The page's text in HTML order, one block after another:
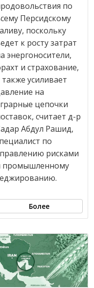
по
Персидскому
поскольку
к росту затрат
энергоносители,
и страхование,
также усиливает
на
цепочки
считает д-р
Абдул Рашид,
по
рисками
промышленному
Более